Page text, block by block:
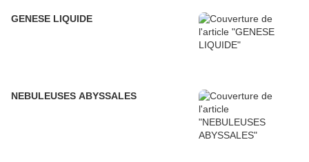
GENESE LIQUIDE
NEBULEUSES ABYSSALES